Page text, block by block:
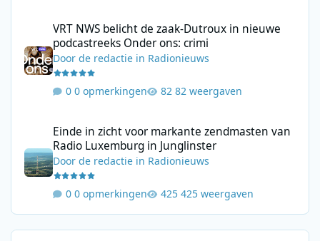
VRT NWS belicht de zaak-Dutroux in nieuwe
podcastreeks Onder ons: crimi
Doorde redactie in Radionieuws
0 opmerkingen 82 weergaven
Einde in zicht voor markante zendmasten van
Radio Luxemburg in Junglinster
Doorde redactie in Radionieuws
0 opmerkingen 425 weergaven